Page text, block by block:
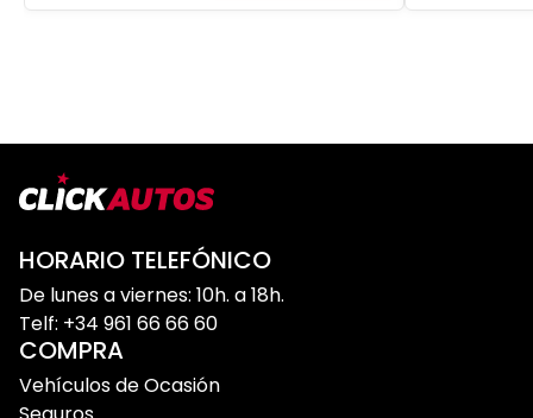
HORARIO TELEFÓNICO
De lunes a viernes: 10h. a 18h.
Telf: +34 961 66 66 60
COMPRA
Vehículos de Ocasión